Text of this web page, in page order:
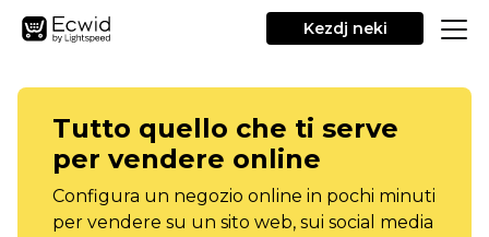
Kezdj neki
Tutto quello che ti serve
per vendere online
Configura un negozio online in pochi minuti
per vendere su un sito web, sui social media